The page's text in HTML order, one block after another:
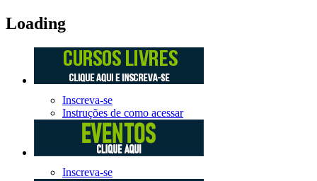
Loading
Inscreva-se
Instruções de como acessar
Inscreva-se